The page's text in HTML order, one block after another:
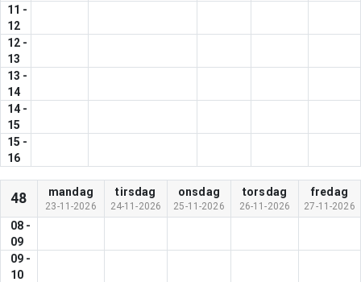
11 -
12
12 -
13
13 -
14
14 -
15
15 -
16
48 mandag
23-11-2026
tirsdag
24-11-2026
onsdag
25-11-2026
torsdag
26-11-2026
fredag
27-11-2026
08 -
09
09 -
10